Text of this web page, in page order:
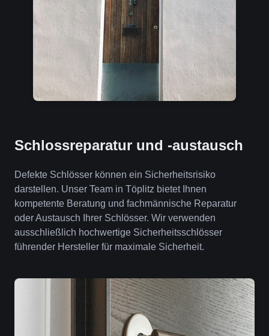
Schlossreparatur und -austausch
Defekte Schlösser können ein Sicherheitsrisiko
darstellen. Unser Team in Töplitz bietet Ihnen
kompetente Beratung und fachmännische Reparatur
oder Austausch Ihrer Schlösser. Wir verwenden
ausschließlich hochwertige Sicherheitsschlösser
führender Hersteller für maximale Sicherheit.